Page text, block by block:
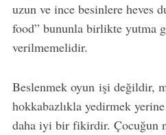
uzun ve ince besinlere heves
food” bununla birlikte yutma
verilmemelidir.
Beslenmek oyun işi değildir,
hokkabazlıkla yedirmek
daha iyi bir fikirdir. Çocuğun